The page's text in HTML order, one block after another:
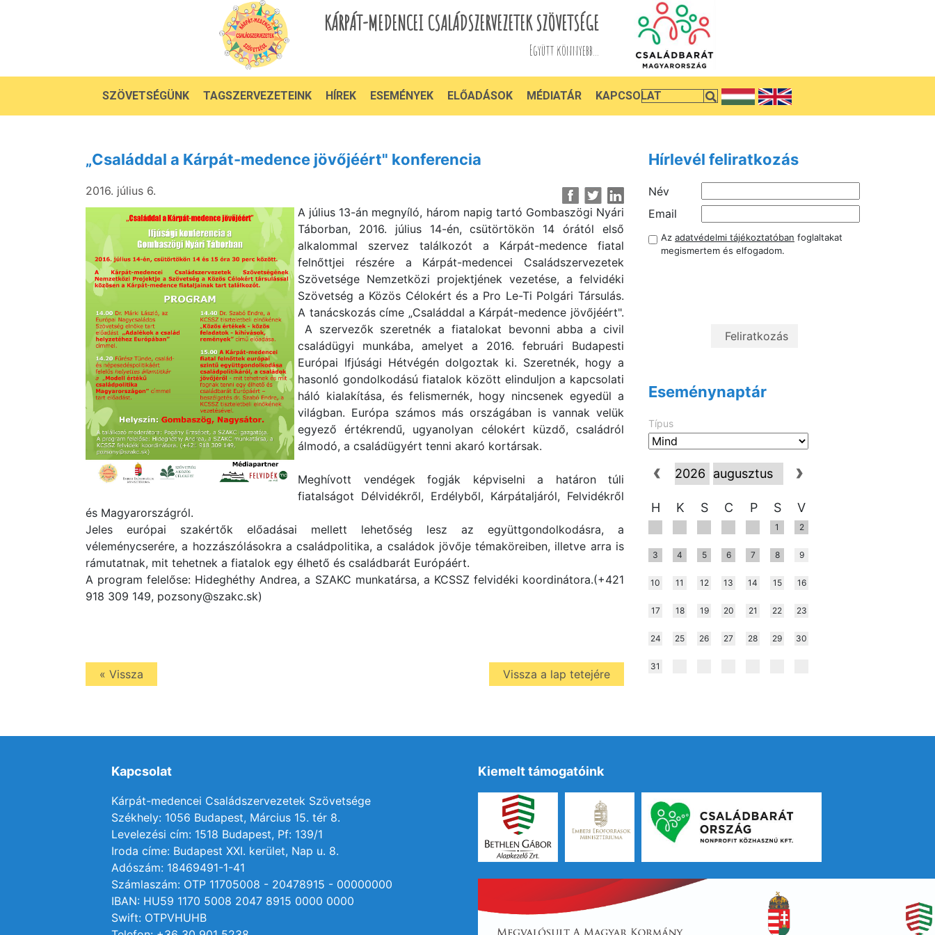
KÁRPÁT-MEDENCEI CSALÁDSZERVEZETEK SZÖVETSÉGE
Együtt könnyebb...
SZÖVETSÉGÜNK TAGSZERVEZETEINK HÍREK ESEMÉNYEK ELŐADÁSOK MÉDIATÁR KAPCSOLAT
„Családdal a Kárpát-medence jövőjéért" konferencia
2016. július 6.
A július 13-án megnyíló, három napig tartó Gombaszögi Nyári
Táborban, 2016. július 14-én, csütörtökön 14 órától első
alkalommal szervez találkozót a Kárpát-medence fiatal
felnőttjei részére a Kárpát-medencei Családszervezetek
Szövetsége Nemzetközi projektjének vezetése, a felvidéki
Szövetség a Közös Célokért és a Pro Le-Ti Polgári Társulás.
A tanácskozás címe „Családdal a Kárpát-medence jövőjéért".
A szervezők szeretnék a fiatalokat bevonni abba a civil
családügyi munkába, amelyet a 2016. februári Budapesti
Európai Ifjúsági Hétvégén dolgoztak ki. Szeretnék, hogy a
hasonló gondolkodású fiatalok között elinduljon a kapcsolati
háló kialakítása, és felismernék, hogy nincsenek egyedül a
világban. Európa számos más országában is vannak velük
egyező értékrendű, ugyanolyan célokért küzdő, családról
álmodó, a családügyért tenni akaró kortársak.
Meghívott vendégek fogják képviselni a határon túli
fiatalságot Délvidékről, Erdélyből, Kárpátaljáról, Felvidékről
és Magyarországról.
Jeles európai szakértők előadásai mellett lehetőség lesz az együttgondolkodásra, a
véleménycserére, a hozzászólásokra a családpolitika, a családok jövője témaköreiben, illetve arra is
rámutatnak, mit tehetnek a fiatalok egy élhető és családbarát Európáért.
A program felelőse: Hideghéthy Andrea, a SZAKC munkatársa, a KCSSZ felvidéki koordinátora.(+421
918 309 149, pozsony@szakc.sk)
« Vissza Vissza a lap tetejére
Hírlevél feliratkozás
Név
Email
Az adatvédelmi tájékoztatóban foglaltakat
megismertem és elfogadom.
Eseménynaptár
Típus
H K S C P S V
1 2
3 4 5 6 7 8 9
10 11 12 13 14 15 16
17 18 19 20 21 22 23
24 25 26 27 28 29 30
31
Kapcsolat
Kárpát-medencei Családszervezetek Szövetsége
Székhely: 1056 Budapest, Március 15. tér 8.
Levelezési cím: 1518 Budapest, Pf: 139/1
Iroda címe: Budapest XXI. kerület, Nap u. 8.
Adószám: 18469491-1-41
Számlaszám: OTP 11705008 - 20478915 - 00000000
IBAN: HU59 1170 5008 2047 8915 0000 0000
Swift: OTPVHUHB
Kiemelt támogatóink